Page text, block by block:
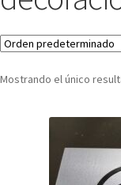
Mostrando el único